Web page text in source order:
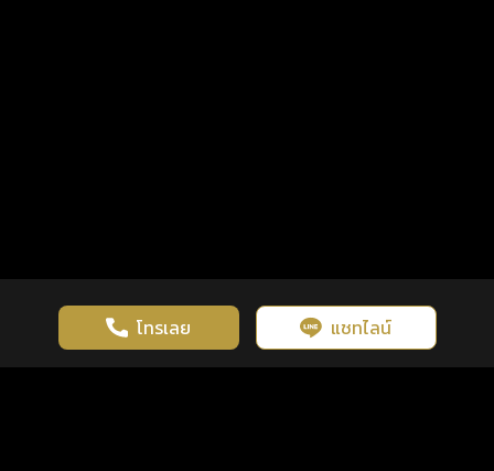
โทรเลย แชทไลน์
เว็บไซต์นี้มีการใช้งานคุกกี้ เพื่อเพิ่มประสิทธิภาพและประสบการณ์ที่ดี
ในการใช้งานเว็บไซต์ นโยบายความเป็นส่วนตัว
รู้ก่อน พร้อมกว่า ทุกจังหวะชีวิต คลิกดูดวงฟรี